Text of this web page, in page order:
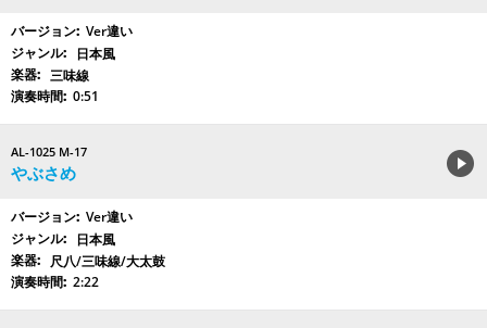
Ver違い
日本風
三味線
0:51
AL-1025 M-17
やぶさめ
Ver違い
日本風
尺八/三味線/大太鼓
2:22